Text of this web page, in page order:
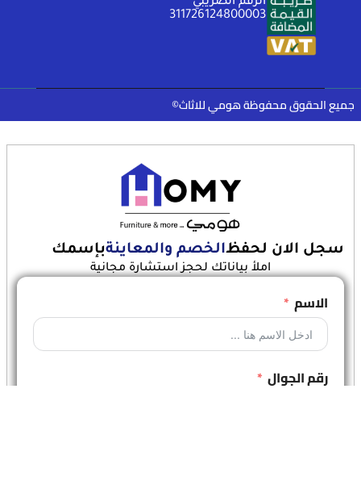
الرقم الضريبي
311726124800003
جميع الحقوق محفوظة هومي للاثاث©
سجل الان لحفظالخصم والمعاينةبإسمك
املأ بياناتك لحجز استشارة مجانية
الاسم
رقم الجوال